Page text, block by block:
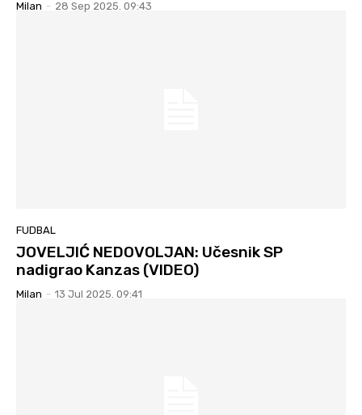
Milan - 28 Sep 2025. 09:43
FUDBAL
JOVELJIĆ NEDOVOLJAN: Učesnik SP
nadigrao Kanzas (VIDEO)
Milan - 13 Jul 2025. 09:41